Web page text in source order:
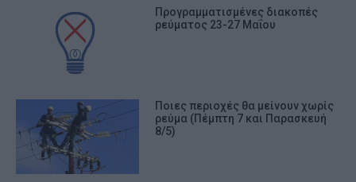
Προγραμματισμένες διακοπές
ρεύματος 23-27 Μαΐου
Ποιες περιοχές θα μείνουν χωρίς
ρεύμα (Πέμπτη 7 και Παρασκευή
8/5)